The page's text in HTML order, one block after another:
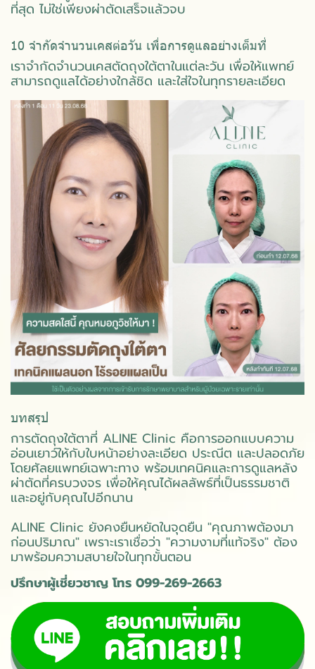
ที่สุด ไม่ใช่เพียงผ่าตัดเสร็จแล้วจบ
10 จำกัดจำนวนเคสต่อวัน เพื่อการดูแลอย่างเต็มที่
เราจำกัดจำนวนเคสตัดถุงใต้ตาในแต่ละวัน เพื่อให้แพทย์
สามารถดูแลได้อย่างใกล้ชิด และใส่ใจในทุกรายละเอียด
บทสรุป
การตัดถุงใต้ตาที่ ALINE Clinic คือการออกแบบความ
อ่อนเยาว์ให้กับใบหน้าอย่างละเอียด ประณีต และปลอดภัย
โดยศัลยแพทย์เฉพาะทาง พร้อมเทคนิคและการดูแลหลัง
ผ่าตัดที่ครบวงจร เพื่อให้คุณได้ผลลัพธ์ที่เป็นธรรมชาติ
และอยู่กับคุณไปอีกนาน
ALINE Clinic ยังคงยืนหยัดในจุดยืน "คุณภาพต้องมา
ก่อนปริมาณ" เพราะเราเชื่อว่า "ความงามที่แท้จริง" ต้อง
มาพร้อมความสบายใจในทุกขั้นตอน
ปรึกษาผู้เชี่ยวชาญ โทร 099-269-2663